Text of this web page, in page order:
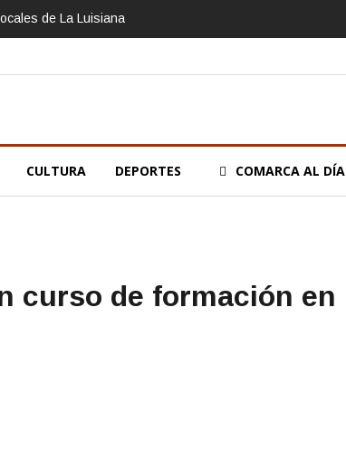
de La Luisiana
CULTURA DEPORTES COMARCA AL DÍA
curso de formación en